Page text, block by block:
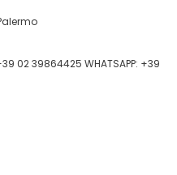
02 39864425 WHATSAPP: +39